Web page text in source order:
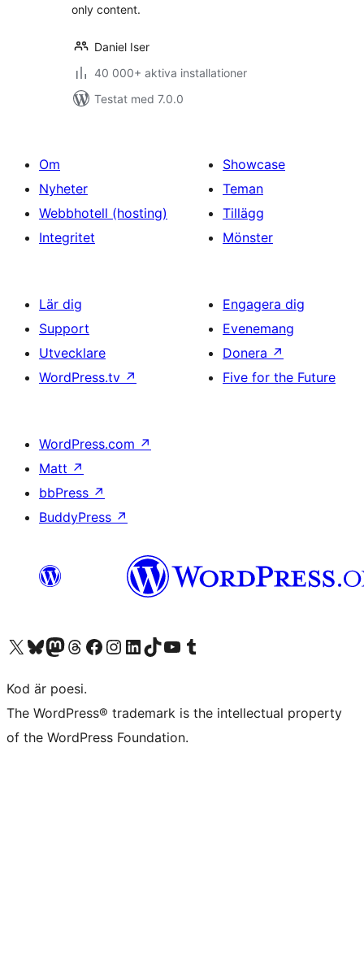
only content.
Daniel Iser
40 000+ aktiva installationer
Testat med 7.0.0
Om
Nyheter
Webbhotell (hosting)
Integritet
Showcase
Teman
Tillägg
Mönster
Lär dig
Support
Utvecklare
WordPress.tv ↗
Engagera dig
Evenemang
Donera ↗
Five for the Future
WordPress.com ↗
Matt ↗
bbPress ↗
BuddyPress ↗
Besök vår X-konto (f.d. Twitter)
Besök vårt Bluesky-konto
Besök vårt Mastodon-konto
Besök vårt Thread-konto
Besök vår Facebook-sidaBesök vårt Instagram-konto
Besök vårt LinkedIn-konto
Besök vårt TikTok-konto
Besök vår YouTube-kanalBesök vårt Tumblr-konto
Kod är poesi.
The WordPress® trademark is the intellectual property
of the WordPress Foundation.